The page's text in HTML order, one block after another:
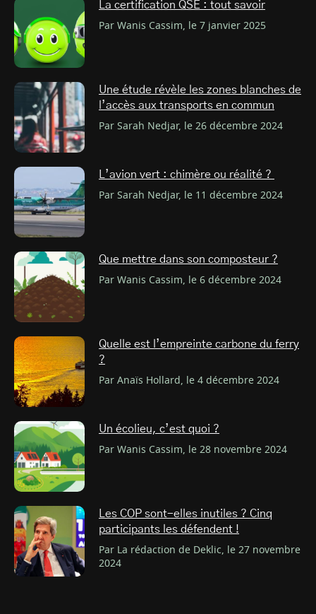
La certification QSE : tout savoir
Par Wanis Cassim, le 7 janvier 2025
Une étude révèle les zones blanches de
l’accès aux transports en commun
Par Sarah Nedjar, le 26 décembre 2024
L’avion vert : chimère ou réalité ?
Par Sarah Nedjar, le 11 décembre 2024
Que mettre dans son composteur ?
Par Wanis Cassim, le 6 décembre 2024
Quelle est l’empreinte carbone du ferry
?
Par Anaïs Hollard, le 4 décembre 2024
Un écolieu, c’est quoi ?
Par Wanis Cassim, le 28 novembre 2024
Les COP sont-elles inutiles ? Cinq
participants les défendent !
Par La rédaction de Deklic, le 27 novembre
2024